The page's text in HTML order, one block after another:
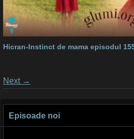
Hicran-Instinct de mama episodul
Posts
Next →
Episoade noi